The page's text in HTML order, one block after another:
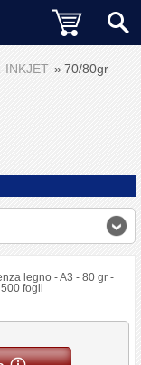
INKJET
70/80gr
legno - A3 - 80 gr -
fogli